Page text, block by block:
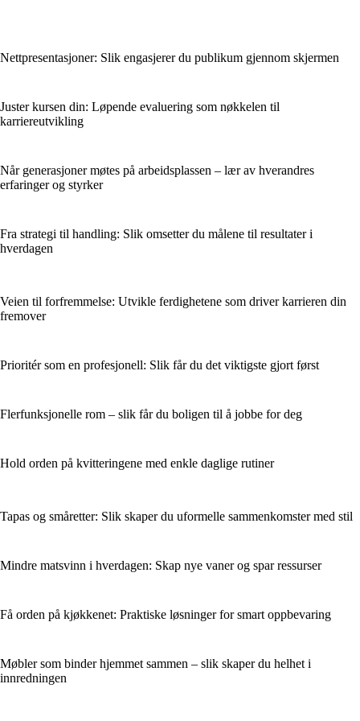
Nettpresentasjoner: Slik engasjerer du publikum gjennom skjermen
Juster kursen din: Løpende evaluering som nøkkelen til
karriereutvikling
Når generasjoner møtes på arbeidsplassen – lær av hverandres
erfaringer og styrker
Fra strategi til handling: Slik omsetter du målene til resultater i
hverdagen
Veien til forfremmelse: Utvikle ferdighetene som driver karrieren din
fremover
Prioritér som en profesjonell: Slik får du det viktigste gjort først
Flerfunksjonelle rom – slik får du boligen til å jobbe for deg
Hold orden på kvitteringene med enkle daglige rutiner
Tapas og småretter: Slik skaper du uformelle sammenkomster med stil
Mindre matsvinn i hverdagen: Skap nye vaner og spar ressurser
Få orden på kjøkkenet: Praktiske løsninger for smart oppbevaring
Møbler som binder hjemmet sammen – slik skaper du helhet i
innredningen